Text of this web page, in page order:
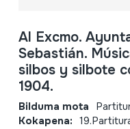
Al Excmo.
Sebastián.
silbos y silbote
1904.
Bilduma mota
Kokapena: